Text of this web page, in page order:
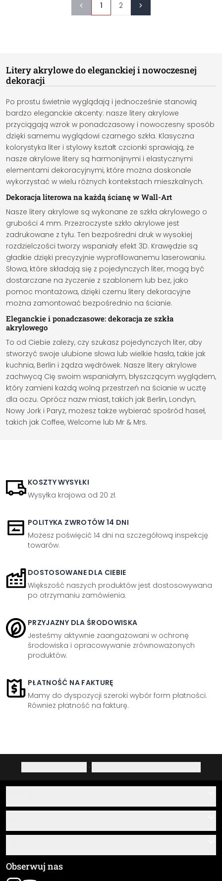
1 2
Litery akrylowe do eleganckiej i nowoczesnej
dekoracji
Po prostu świetnie wyglądają i jednocześnie stanowią
bardzo eleganckie akcenty: nasze litery akrylowe
przyciągają wzrok w ponadczasowy i nowoczesny sposób
dzięki samemu wyglądowi czarnego szkła. Klasyczna
kolorystyka liter i stylowy kształt czcionki sprawiają, że
nasze akrylowe litery są harmonijnymi i elastycznymi
elementami dekoracyjnymi, które można doskonale
wykorzystać w wielu różnych kontekstach mieszkalnych.
Dekoracja literowa na każdą ścianę w Wall-Art
Nasze litery akrylowe są wykonane ze szkła akrylowego o
grubości 4 mm. Przezroczyste szkło akrylowe jest
zadrukowane z tyłu. Ten bezpośredni druk w wysokiej
rozdzielczości tworzy wspaniały efekt 3D. Krawędzie są
gładkie dzięki precyzyjnie wyprofilowanemu laserowaniu.
Słowa, które składają się z pojedynczych liter, mogą być
dostarczane na życzenie z szablonem lub bez, jako
pomoc montażowa, dzięki czemu litery dekoracyjne
można zamontować bezpośrednio na ścianie.
Eleganckie i ponadczasowe: dekoracja ze szkła
akrylowego
To od Ciebie zależy, czy szukasz pojedynczych liter, aby
stworzyć swoje ulubione słowa lub wielkie hasła, takie jak
kuchnia, Berlin i żądza wędrówek. Nasze litery akrylowe
zachwycą Cię swoim wspaniałym, błyszczącym wyglądem,
który zamieni każdą wolną przestrzeń na ścianie w ucztę
dla oczu. Oprócz nazw miast, takich jak Berlin, Londyn,
Nowy Jork i Paryż, możesz także wybierać spośród haseł,
takich jak Coffee, Welcome lub Mr & Mrs.
KOSZTY WYSYŁKI
Wysyłka krajowa od 20 zł.
POLITYKA ZWROTÓW 14 DNI
Możesz poświęcić 14 dni na szczegółową inspekcję
towarów.
DOSTOSOWANE DLA CIEBIE
Większość naszych produktów jest dostosowywana
po otrzymaniu zamówienia.
PRZYJAZNY DLA ŚRODOWISKA
Jesteśmy aktywnie zaangażowani w ochronę
środowiska i opracowywanie zrównoważonych
produktów.
PŁATNOŚĆ NA FAKTURĘ
Mamy do dyspozycji szeroki wybór form płatności.
Również płatność na fakturę.
·
O nas
Przegląd materiałów
Śledzenie przesyłki
Ogólne Warunki Handlowe (OWH)
Obserwuj nas